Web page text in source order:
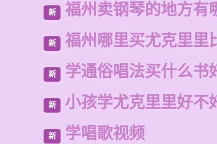
新 福州卖钢琴的地方有
新 福州哪里买尤克里里
新 学通俗唱法买什么书
新 小孩学尤克里里好不
新 学唱歌视频